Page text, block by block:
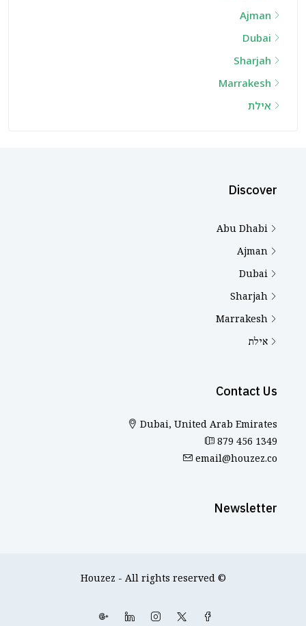
Ajman
Dubai
Sharjah
Marrakesh
אילת
Discover
Abu Dhabi
Ajman
Dubai
Sharjah
Marrakesh
אילת
Contact Us
Dubai, United Arab Emirates
879 456 1349
email@houzez.co
Newsletter
© Houzez - All rights reserved